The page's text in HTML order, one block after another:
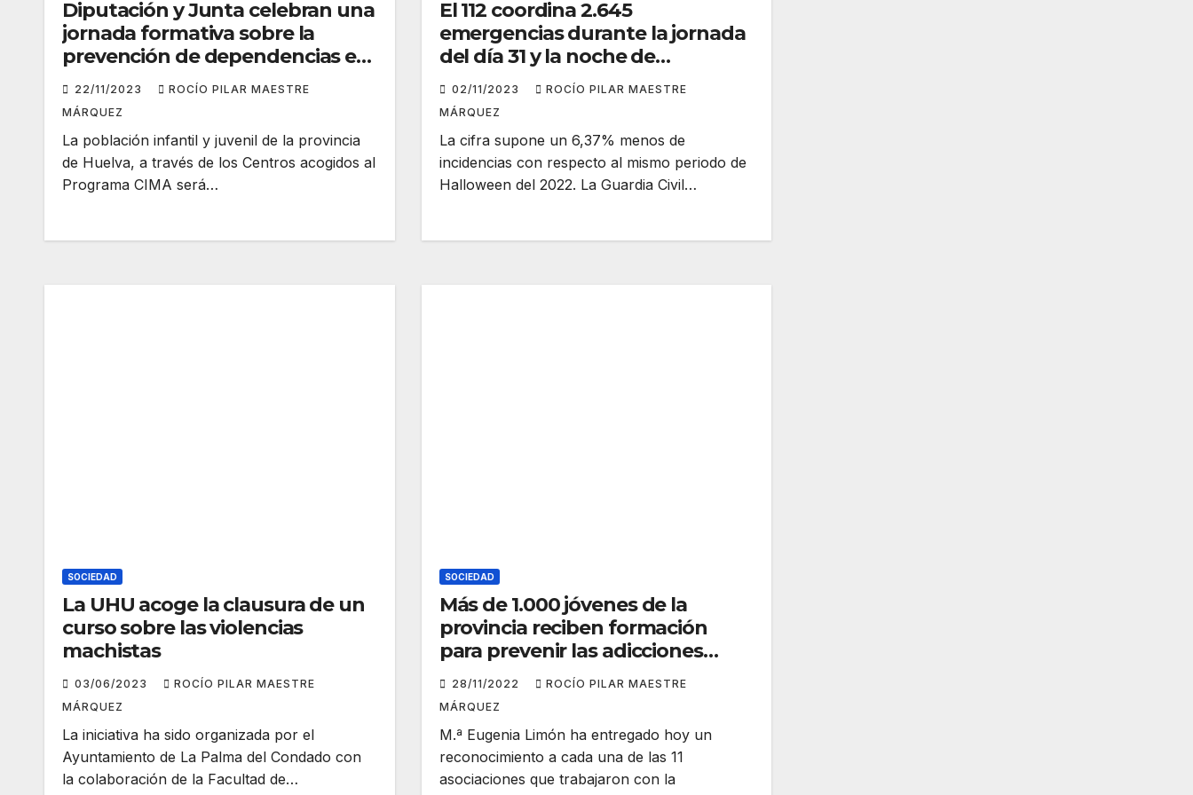
Diputación y Junta celebran una
jornada formativa sobre la
prevención de dependencias en
el ámbito escolar
22/11/2023
ROCÍO PILAR MAESTRE
MÁRQUEZ
La población infantil y juvenil de la provincia
de Huelva, a través de los Centros acogidos al
Programa CIMA será…
El 112 coordina 2.645
emergencias durante la jornada
del día 31 y la noche de
Halloween
02/11/2023
ROCÍO PILAR MAESTRE
MÁRQUEZ
La cifra supone un 6,37% menos de
incidencias con respecto al mismo periodo de
Halloween del 2022. La Guardia Civil…
SOCIEDAD
La UHU acoge la clausura de un
curso sobre las violencias
machistas
03/06/2023
ROCÍO PILAR MAESTRE
MÁRQUEZ
La iniciativa ha sido organizada por el
Ayuntamiento de La Palma del Condado con
la colaboración de la Facultad de…
SOCIEDAD
Más de 1.000 jóvenes de la
provincia reciben formación
para prevenir las adicciones
gracias a la labor de las
asociaciones
28/11/2022
ROCÍO PILAR MAESTRE
MÁRQUEZ
M.ª Eugenia Limón ha entregado hoy un
reconocimiento a cada una de las 11
asociaciones que trabajaron con la